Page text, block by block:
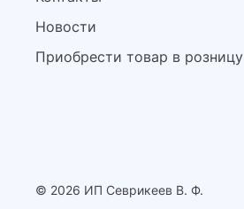
Новости
Приобрести товар в розницу
© 2026 ИП Севрикеев В. Ф.